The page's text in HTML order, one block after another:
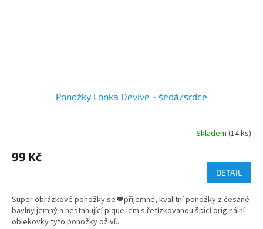
Ponožky Lonka Devive - šedá/srdce
Skladem (14 ks)
99 Kč
DETAIL
Super obrázkové ponožky se ❤️ příjemné, kvalitní ponožky z česané
bavlny jemný a nestahující pique lem s řetízkovanou špicí originální
oblekovky tyto ponožky oživí...